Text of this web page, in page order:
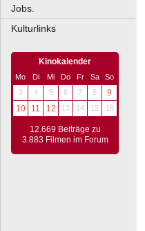
Jobs.
Kulturlinks
Kinokalender
Mo Di Mi Do Fr Sa
So
3
4 5 6 7 8
9
10
11 12 13 14 15 16
12.669 Beiträge zu
3.883 Filmen im Forum